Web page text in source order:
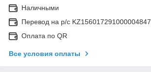
Наличными
Перевод на р/с KZ156017291000004847
Оплата по QR
Все условия оплаты